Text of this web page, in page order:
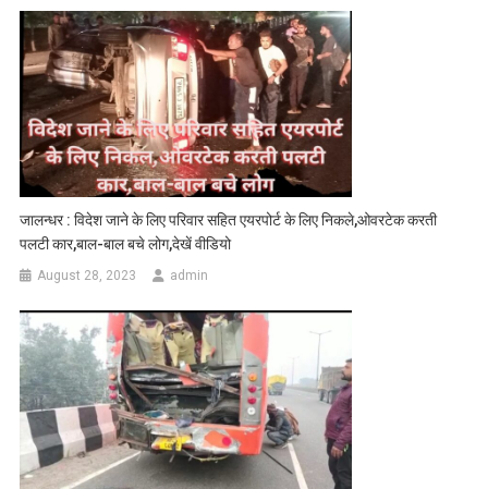
जालन्धर : विदेश जाने के लिए परिवार सहित एयरपोर्ट के लिए निकले,ओवरटेक करती
पलटी कार,बाल-बाल बचे लोग,देखें वीडियो
August 28, 2023 admin